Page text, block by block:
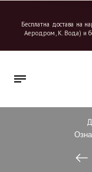
Бесплатна достава на
Аеродром, К. Вода) и